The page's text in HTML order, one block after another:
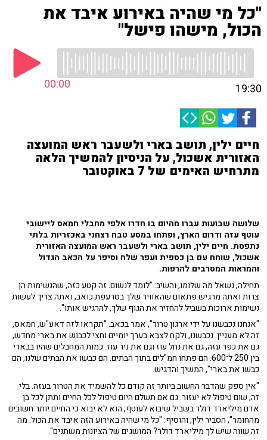
"כל מי שהיה באירוע איבד את
הכול, מישהו פישל"
00:00 19:30
חיים ילין, תושב בארי ולשעבר ראש המועצה
האזורית אשכול, על הניסיון להמשיך הלאה
מתרחיש האימים של 7 באוקטובר
שלושה שבועות עברו מהיום בו חדרו אלפי מחבלי חמאס ליישובי
עוטף עזה ודרום הארץ, ופתחו במסע טבח רצחני באכזריות בלתי
נתפסת. חיים ילין, תושב בארי ולשעבר ראש המועצה האזורית
אשכול, שוחח עם בן כספית ועפר שלח וסיפר על הכאב הגדול
והמראות המסרבים להרפות.
תחילה, נשאל מה שלומו, והשיב: "לומד לנשום. זה קטע כזה, שהנשימות הן
צרות ואתה מרגיש פתאום שהאוויר שלך בסרעפת כואב, ואתה צריך לעשות
נשימות ארוכות בשביל להחזיר את הגוף שלך, להרגיש אותו".
"אנחנו נכבשנו על ידי ארגון טרור", אמר בכאב. "תקראו לזה דאע"ש, חמאס,
זה לא מעניין. נכבשנו, ולקח לצבא בערך יומיים וחצי לכבוש את בארי מחדש,
גם את כפר עזה, גם את נחל עוז וגם את ניר עוז. כמות המחבלים שהיו בבארי
בין 250 ל־600. הם פתחו חמ"לים בתוך הבתים. הם כבשו את הבתים שלנו, הם
כבשו את בארי", המשיך והדגיש.
"אין ספק שהדבר החשוב ביותר זה קודם כל להשמיד את הטרור בעזה. בלי
זה, שום טיפול לא יעזור. גם אם תשלם היום טיפול לכל החיים ותתן לכל בן
אדם מיליארד דולר בשביל שיבוא לעוטף, הוא לא יבוא כי החיים יותר חשובים
מהחומר", הסביר ילין, והוסיף: "כל מי שהיה באירוע הזה איבד את הכול. מה
זה שווה שיש לך מיליארד דולר? המושגים של הציונות משתנים".